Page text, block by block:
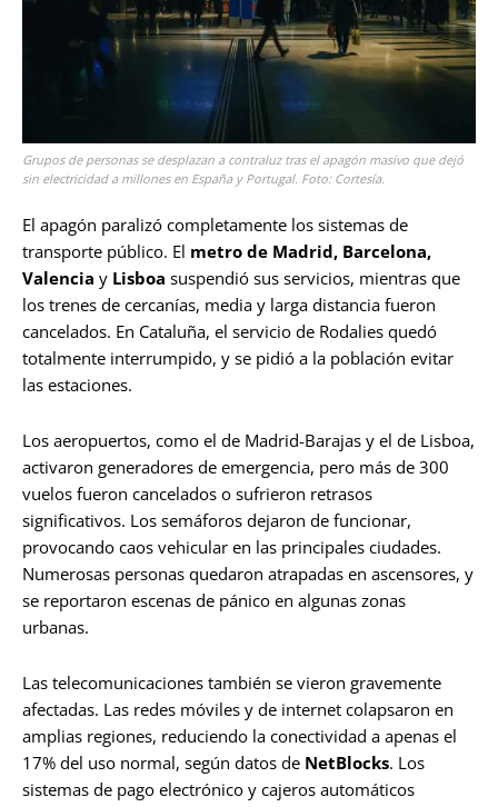
Grupos de personas se desplazan a contraluz tras el apagón masivo que dejó
sin electricidad a millones en España y Portugal. Foto: Cortesía.
El apagón paralizó completamente los sistemas de
transporte público. El metro de Madrid, Barcelona,
Valencia y Lisboa suspendió sus servicios, mientras que
los trenes de cercanías, media y larga distancia fueron
cancelados. En Cataluña, el servicio de Rodalies quedó
totalmente interrumpido, y se pidió a la población evitar
las estaciones.
Los aeropuertos, como el de Madrid-Barajas y el de Lisboa,
activaron generadores de emergencia, pero más de 300
vuelos fueron cancelados o sufrieron retrasos
significativos. Los semáforos dejaron de funcionar,
provocando caos vehicular en las principales ciudades.
Numerosas personas quedaron atrapadas en ascensores, y
se reportaron escenas de pánico en algunas zonas
urbanas.
Las telecomunicaciones también se vieron gravemente
afectadas. Las redes móviles y de internet colapsaron en
amplias regiones, reduciendo la conectividad a apenas el
17% del uso normal, según datos de NetBlocks. Los
sistemas de pago electrónico y cajeros automáticos